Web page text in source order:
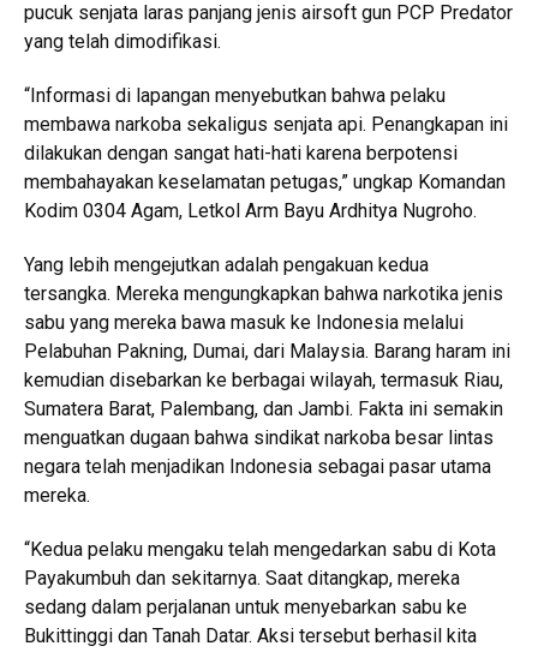
pucuk senjata laras panjang jenis airsoft gun PCP Predator
yang telah dimodifikasi.
“Informasi di lapangan menyebutkan bahwa pelaku
membawa narkoba sekaligus senjata api. Penangkapan ini
dilakukan dengan sangat hati-hati karena berpotensi
membahayakan keselamatan petugas,” ungkap Komandan
Kodim 0304 Agam, Letkol Arm Bayu Ardhitya Nugroho.
Yang lebih mengejutkan adalah pengakuan kedua
tersangka. Mereka mengungkapkan bahwa narkotika jenis
sabu yang mereka bawa masuk ke Indonesia melalui
Pelabuhan Pakning, Dumai, dari Malaysia. Barang haram ini
kemudian disebarkan ke berbagai wilayah, termasuk Riau,
Sumatera Barat, Palembang, dan Jambi. Fakta ini semakin
menguatkan dugaan bahwa sindikat narkoba besar lintas
negara telah menjadikan Indonesia sebagai pasar utama
mereka.
“Kedua pelaku mengaku telah mengedarkan sabu di Kota
Payakumbuh dan sekitarnya. Saat ditangkap, mereka
sedang dalam perjalanan untuk menyebarkan sabu ke
Bukittinggi dan Tanah Datar. Aksi tersebut berhasil kita